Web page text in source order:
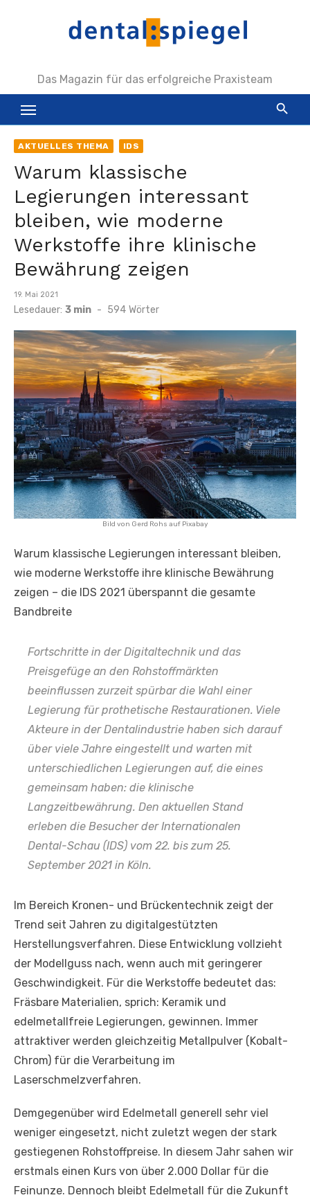
Das Magazin für das erfolgreiche Praxisteam
AKTUELLES THEMA IDS
Warum klassische
Legierungen interessant
bleiben, wie moderne
Werkstoffe ihre klinische
Bewährung zeigen
Veröffentlicht
am
19. Mai 2021
Lesedauer: 3 min - 594 Wörter
Bild von Gerd Rohs auf Pixabay
Warum klassische Legierungen interessant bleiben,
wie moderne Werkstoffe ihre klinische Bewährung
zeigen – die IDS 2021 überspannt die gesamte
Bandbreite
Fortschritte in der Digitaltechnik und das
Preisgefüge an den Rohstoffmärkten
beeinflussen zurzeit spürbar die Wahl einer
Legierung für prothetische Restaurationen. Viele
Akteure in der Dentalindustrie haben sich darauf
über viele Jahre eingestellt und warten mit
unterschiedlichen Legierungen auf, die eines
gemeinsam haben: die klinische
Langzeitbewährung. Den aktuellen Stand
erleben die Besucher der Internationalen
Dental-Schau (IDS) vom 22. bis zum 25.
September 2021 in Köln.
Im Bereich Kronen- und Brückentechnik zeigt der
Trend seit Jahren zu digitalgestützten
Herstellungsverfahren. Diese Entwicklung vollzieht
der Modellguss nach, wenn auch mit geringerer
Geschwindigkeit. Für die Werkstoffe bedeutet das:
Fräsbare Materialien, sprich: Keramik und
edelmetallfreie Legierungen, gewinnen. Immer
attraktiver werden gleichzeitig Metallpulver (Kobalt-
Chrom) für die Verarbeitung im
Laserschmelzverfahren.
Demgegenüber wird Edelmetall generell sehr viel
weniger eingesetzt, nicht zuletzt wegen der stark
gestiegenen Rohstoffpreise. In diesem Jahr sahen wir
erstmals einen Kurs von über 2.000 Dollar für die
Feinunze. Dennoch bleibt Edelmetall für die Zukunft